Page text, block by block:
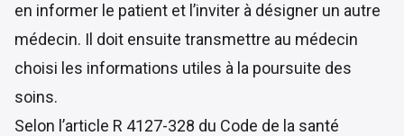
en informer le patient et l’inviter à désigner un autre
médecin. Il doit ensuite transmettre au médecin
choisi les informations utiles à la poursuite des
soins.
Selon l’article R 4127-328 du Code de la santé